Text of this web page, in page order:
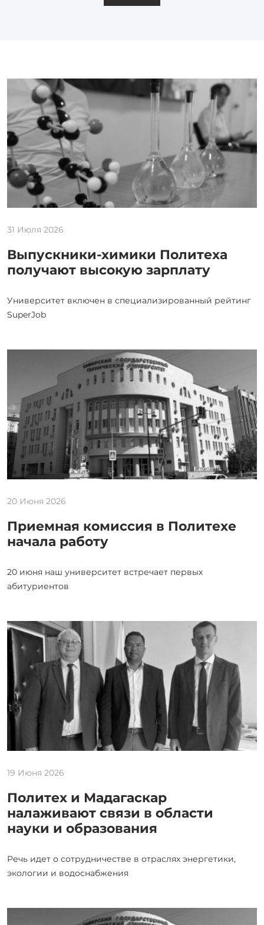
31 Июля 2026
Выпускники-химики Политеха
получают высокую зарплату
Университет включен в специализированный рейтинг
SuperJob
20 Июня 2026
Приемная комиссия в Политехе
начала работу
20 июня наш университет встречает первых
абитуриентов
19 Июня 2026
Политех и Мадагаскар
налаживают связи в области
науки и образования
Речь идет о сотрудничестве в отраслях энергетики,
экологии и водоснабжения